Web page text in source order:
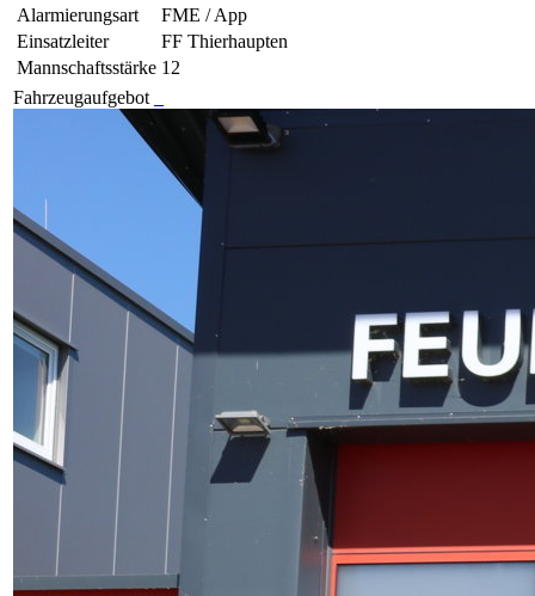
Alarmierungsart
FME / App
Einsatzleiter
FF Thierhaupten
Mannschaftsstärke 12
Fahrzeugaufgebot